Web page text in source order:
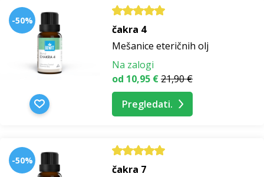
-50%
čakra 4
Mešanice eteričnih olj
Na zalogi
od 10,95 €21,90 €
Pregledati.
-50%
čakra 7